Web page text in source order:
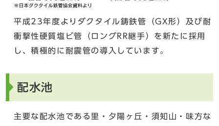
平成23年度よりダクタイル鋳鉄管（GX形）及び耐
衝撃性硬質塩ビ管（ロングRR継手）を新たに採用
し、積極的に耐震管の導入しています。
配水池
主要な配水池である里・夕陽ヶ丘・須知山・味方な